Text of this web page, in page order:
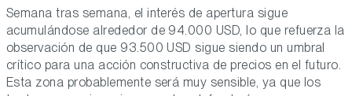
Semana tras semana, el interés de apertura sigue
acumulándose alrededor de 94.000 USD, lo que refuerza la
observación de que 93.500 USD sigue siendo un umbral
crítico para una acción constructiva de precios en el futuro.
Esta zona probablemente será muy sensible, ya que los